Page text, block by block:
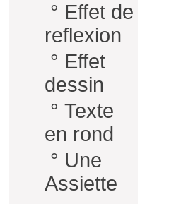
° Effet de
reflexion
° Effet
dessin
° Texte
en rond
° Une
Assiette